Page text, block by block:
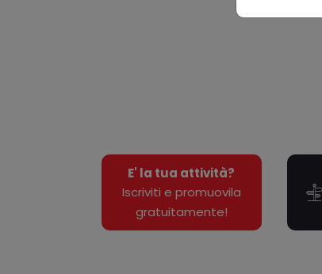
E' la tua attività?
Iscriviti e promuovila
gratuitamente!